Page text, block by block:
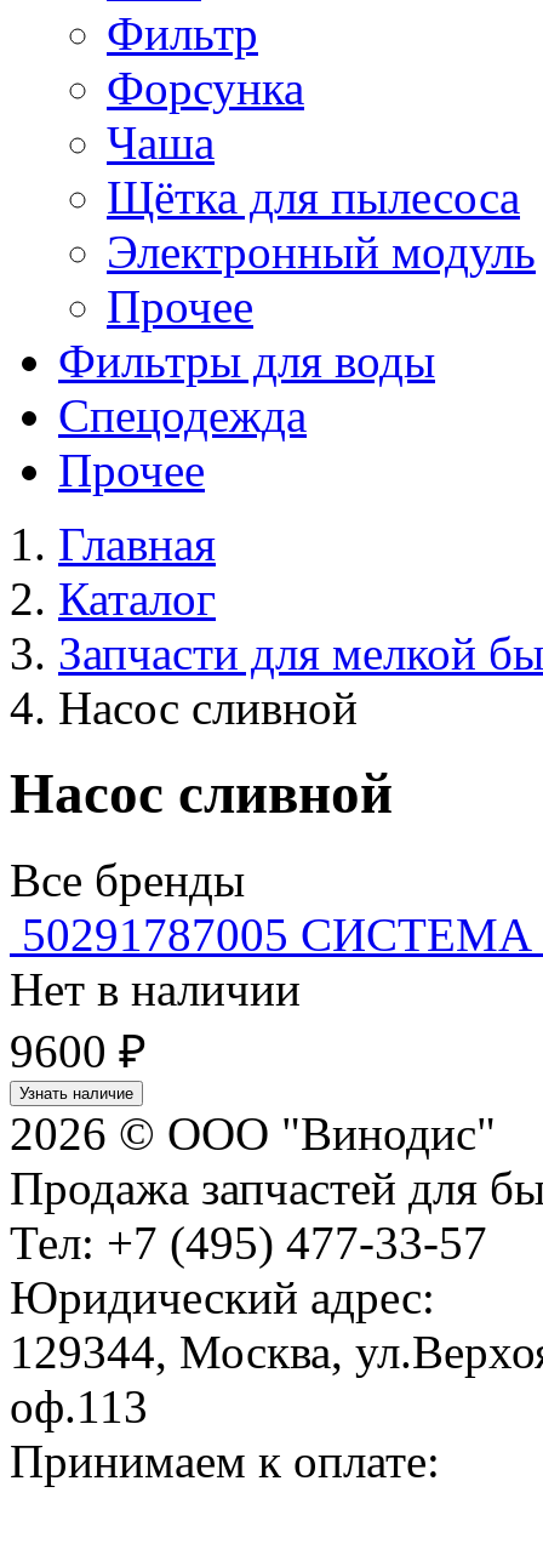
Фильтр
Форсунка
Чаша
Щётка для пылесоса
Электронный модуль
Прочее
Фильтры для воды
Спецодежда
Прочее
Главная
Каталог
Запчасти для мелкой
Насос сливной
Насос сливной
Все бренды
50291787005
Нет в наличии
9600 ₽
Узнать наличие
2026 © ООО "Винодис"
Продажа запчастей для
Тел: +7 (495) 477-33-57
Юридический адрес:
129344, Москва,
оф.113
Принимаем к оплате: